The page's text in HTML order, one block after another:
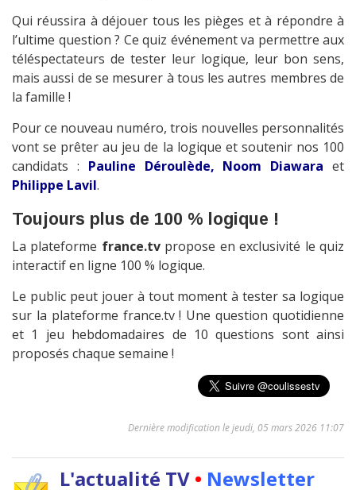
Qui réussira à déjouer tous les pièges et à répondre à
l’ultime question ? Ce quiz événement va permettre aux
téléspectateurs de tester leur logique, leur bon sens,
mais aussi de se mesurer à tous les autres membres de
la famille !
Pour ce nouveau numéro, trois nouvelles personnalités
vont se prêter au jeu de la logique et soutenir nos 100
candidats : Pauline Déroulède, Noom Diawara et
Philippe Lavil.
Toujours plus de 100 % logique !
La plateforme france.tvpropose en exclusivité le quiz
interactif en ligne 100 % logique.
Le public peut jouer à tout moment à tester sa logique
sur la plateforme france.tv ! Une question quotidienne
et 1 jeu hebdomadaires de 10 questions sont ainsi
proposés chaque semaine !
Dernière modification le jeudi, 05 mars 2026 11:07
L'actualité TV • Newsletter